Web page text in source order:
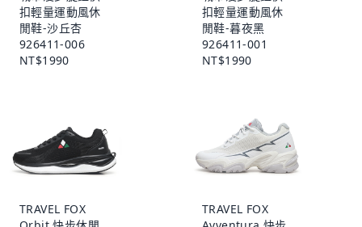
扣輕量運動風休
閒鞋-沙丘杏
926411-006
NT$1990
扣輕量運動風休
閒鞋-暮夜黑
926411-001
NT$1990
TRAVEL FOX
TRAVEL FOX